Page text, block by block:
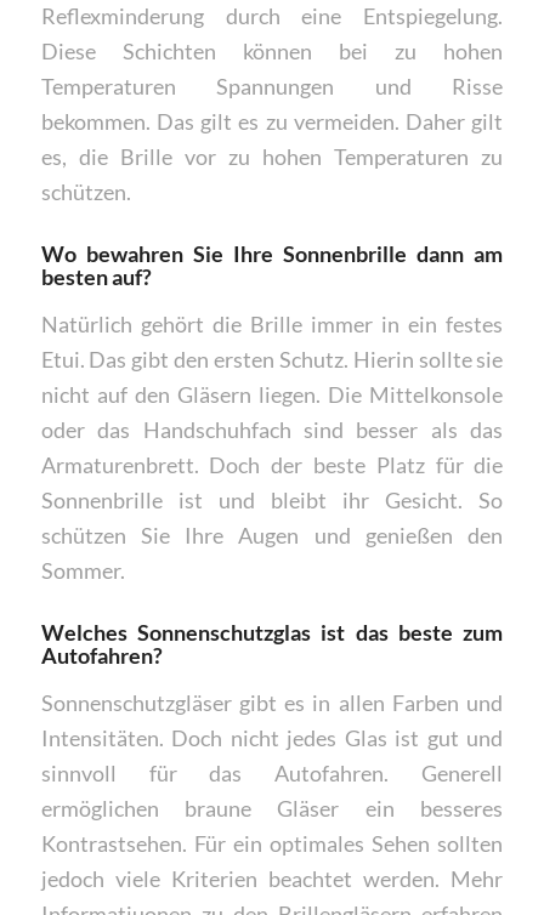
Reflexminderung durch eine Entspiegelung.
Diese Schichten können bei zu hohen
Temperaturen Spannungen und Risse
bekommen. Das gilt es zu vermeiden. Daher gilt
es, die Brille vor zu hohen Temperaturen zu
schützen.
Wo bewahren Sie Ihre Sonnenbrille dann am
besten auf?
Natürlich gehört die Brille immer in ein festes
Etui. Das gibt den ersten Schutz. Hierin sollte sie
nicht auf den Gläsern liegen. Die Mittelkonsole
oder das Handschuhfach sind besser als das
Armaturenbrett. Doch der beste Platz für die
Sonnenbrille ist und bleibt ihr Gesicht. So
schützen Sie Ihre Augen und genießen den
Sommer.
Welches Sonnenschutzglas ist das beste zum
Autofahren?
Sonnenschutzgläser gibt es in allen Farben und
Intensitäten. Doch nicht jedes Glas ist gut und
sinnvoll für das Autofahren. Generell
ermöglichen braune Gläser ein besseres
Kontrastsehen. Für ein optimales Sehen sollten
jedoch viele Kriterien beachtet werden. Mehr